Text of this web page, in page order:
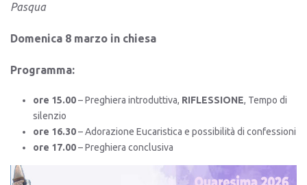
Pasqua
Domenica 8 marzo in chiesa
Programma:
ore 15.00– Preghiera introduttiva, RIFLESSIONE, Tempo di
silenzio
ore 16.30– Adorazione Eucaristica e possibilità di confessioni
ore 17.00– Preghiera conclusiva